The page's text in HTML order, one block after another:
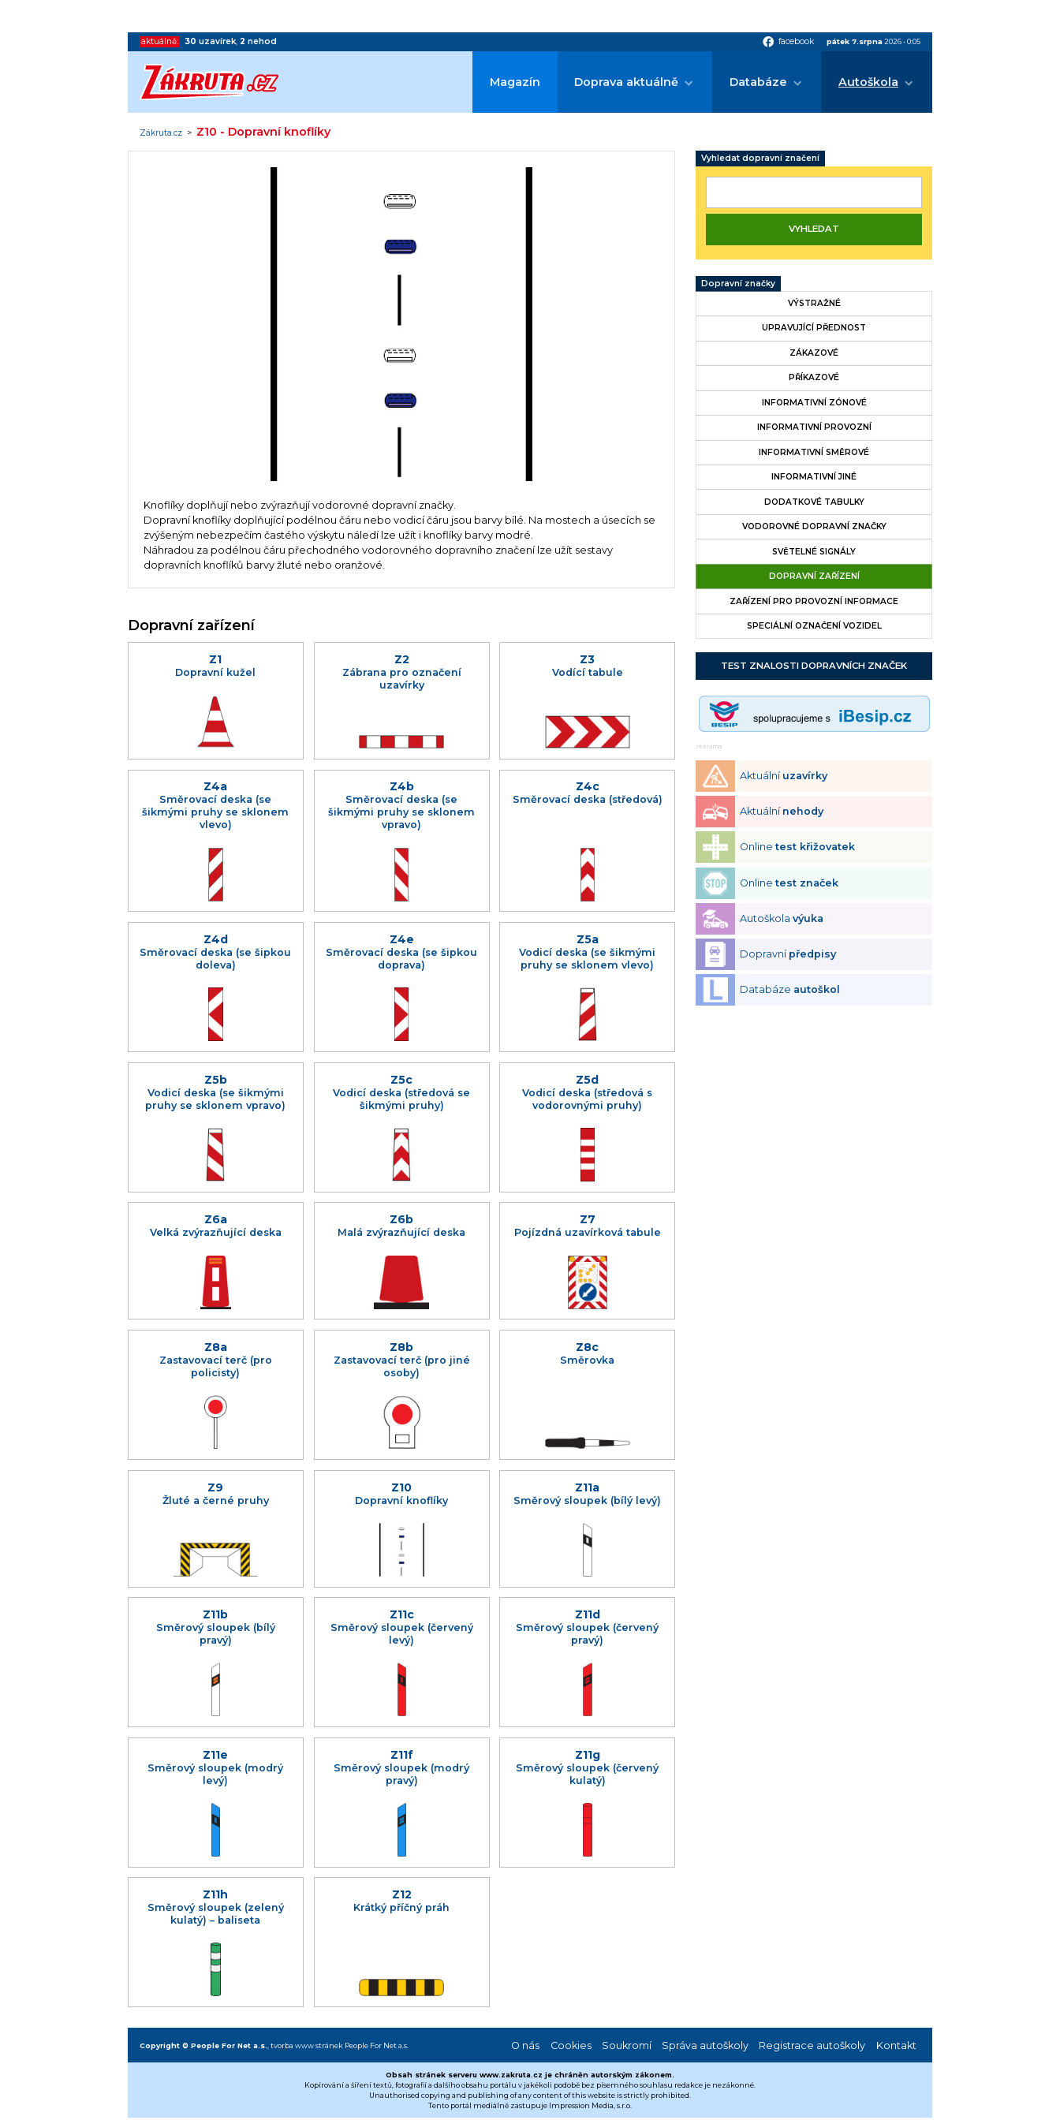
aktuálně: 30 uzavírek,2 nehod facebook facebook pátek 7.srpna 2026• 0:05
Magazín Doprava aktuálně Databáze Autoškola
Zákruta.cz > Z10 - Dopravní knoflíky
Knoflíky doplňují nebo zvýrazňují vodorovné dopravní značky.
Dopravní knoflíky doplňující podélnou čáru nebo vodicí čáru jsou barvy bílé. Na mostech a úsecích se
zvýšeným nebezpečím častého výskytu náledí lze užít i knoflíky barvy modré.
Náhradou za podélnou čáru přechodného vodorovného dopravního značení lze užít sestavy
dopravních knoflíků barvy žluté nebo oranžové.
Dopravní zařízení
Z1
Dopravní kužel
Z2
Zábrana pro označení
uzavírky
Z3
Vodící tabule
Z4a
Směrovací deska (se
šikmými pruhy se sklonem
vlevo)
Z4b
Směrovací deska (se
šikmými pruhy se sklonem
vpravo)
Z4c
Směrovací deska (středová)
Z4d
Směrovací deska (se šipkou
doleva)
Z4e
Směrovací deska (se šipkou
doprava)
Z5a
Vodicí deska (se šikmými
pruhy se sklonem vlevo)
Z5b
Vodicí deska (se šikmými
pruhy se sklonem vpravo)
Z5c
Vodicí deska (středová se
šikmými pruhy)
Z5d
Vodicí deska (středová s
vodorovnými pruhy)
Z6a
Velká zvýrazňující deska
Z6b
Malá zvýrazňující deska
Z7
Pojízdná uzavírková tabule
Z8a
Zastavovací terč (pro
policisty)
Z8b
Zastavovací terč (pro jiné
osoby)
Z8c
Směrovka
Z9
Žluté a černé pruhy
Z10
Dopravní knoflíky
Z11a
Směrový sloupek (bílý levý)
Z11b
Směrový sloupek (bílý
pravý)
Z11c
Směrový sloupek (červený
levý)
Z11d
Směrový sloupek (červený
pravý)
Z11e
Směrový sloupek (modrý
levý)
Z11f
Směrový sloupek (modrý
pravý)
Z11g
Směrový sloupek (červený
kulatý)
Z11h
Směrový sloupek (zelený
kulatý) – baliseta
Z12
Krátký příčný práh
Vyhledat dopravní značení
Dopravní značky
VÝSTRAŽNÉ
UPRAVUJÍCÍ PŘEDNOST
ZÁKAZOVÉ
PŘÍKAZOVÉ
INFORMATIVNÍ ZÓNOVÉ
INFORMATIVNÍ PROVOZNÍ
INFORMATIVNÍ SMĚROVÉ
INFORMATIVNÍ JINÉ
DODATKOVÉ TABULKY
VODOROVNÉ DOPRAVNÍ ZNAČKY
SVĚTELNÉ SIGNÁLY
DOPRAVNÍ ZAŘÍZENÍ
ZAŘÍZENÍ PRO PROVOZNÍ INFORMACE
SPECIÁLNÍ OZNAČENÍ VOZIDEL
TEST ZNALOSTI DOPRAVNÍCH ZNAČEK
reklama
Aktuální uzavírky
Aktuální nehody
Onlinetest křižovatek
Onlinetest značek
Autoškolavýuka
Dopravní předpisy
Databáze autoškol
Copyright © People For Net a.s. tvorba www stránek People For Net a.s. O nás Cookies Soukromí Správa autoškoly Registrace autoškoly Kontakt
Obsah stránek serveru www.zakruta.cz je chráněn autorským zákonem.
Kopírování a šíření textů, fotografií a dalšího obsahu portálu v jakékoli podobě bez písemného souhlasu redakce je nezákonné.
Unauthorised copying and publishing of any content of this website is strictly prohibited.
Tento portál mediálně zastupuje Impression Media, s.r.o.